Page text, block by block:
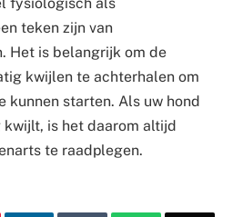
fysiologisch als
teken zijn van
Het is belangrijk om de
kwijlen te achterhalen om
kunnen starten. Als uw hond
is het daarom altijd
te raadplegen.